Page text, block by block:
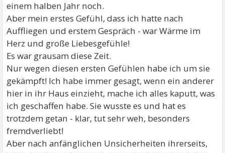
einem halben Jahr noch.
Aber mein erstes Gefühl, dass ich hatte nach
Auffliegen und erstem Gespräch - war Wärme im
Herz und große Liebesgefühle!
Es war grausam diese Zeit.
Nur wegen diesen ersten Gefühlen habe ich um sie
gekämpft! Ich habe immer gesagt, wenn ein anderer
hier in ihr Haus einzieht, mache ich alles kaputt, was
ich geschaffen habe. Sie wusste es und hat es
trotzdem getan - klar, tut sehr weh, besonders
fremdverliebt!
Aber nach anfänglichen Unsicherheiten ihrerseits,